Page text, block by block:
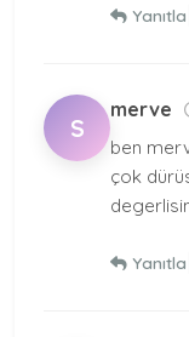
Yanıtla
S
merve
ben
çok
Yanıtla